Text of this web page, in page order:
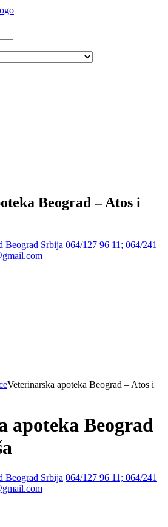
Beograd – Atos i
Beograd Srbija 064/127 96 11; 064/241
Veterinarska apoteka Beograd – Atos i
apoteka Beograd
Beograd Srbija 064/127 96 11; 064/241